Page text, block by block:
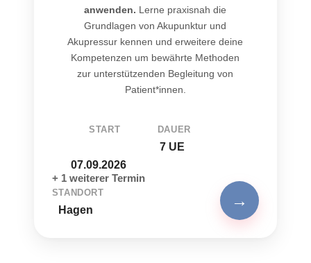
anwenden. Lerne praxisnah die
Grundlagen von Akupunktur und
Akupressur kennen und erweitere deine
Kompetenzen um bewährte Methoden
zur unterstützenden Begleitung von
Patient*innen.
START
07.09.2026
+ 1 weiterer Termin
DAUER
7 UE
STANDORT
Hagen →